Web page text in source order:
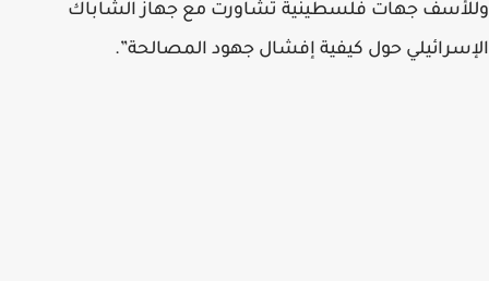
وللأسف جهات فلسطينية تشاورت مع جهاز الشاباك
الإسرائيلي حول كيفية إفشال جهود المصالحة”.